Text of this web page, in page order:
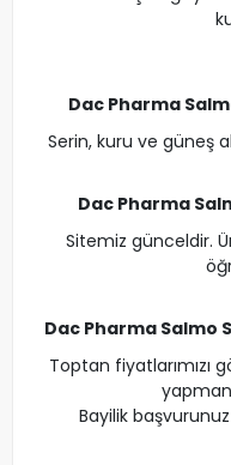
Dac Pharma
Serin, kuru ve güneş
Dac Pharma
Sitemiz günceldir.
Dac Pharma Salmo
Toptan fiyatlarımızı
Bayilik